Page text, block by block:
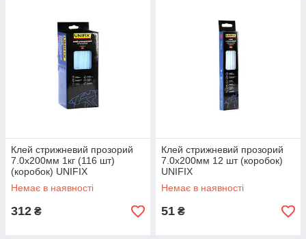
Клей стрижневий прозорий
7.0х200мм 1кг (116 шт)
(коробок) UNIFIX
Немає в наявності
312 ₴
Клей стрижневий прозорий
7.0х200мм 12 шт (коробок)
UNIFIX
Немає в наявності
51 ₴